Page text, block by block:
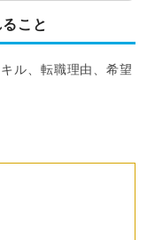
こと
ル、転職理由、希望